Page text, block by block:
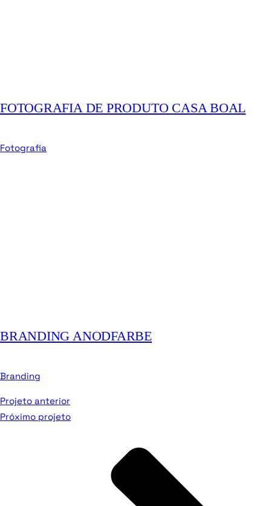
FOTOGRAFIA DE PRODUTO CASA BOAL
Fotografia
BRANDING ANODFARBE
Branding
Projeto anterior
Próximo projeto